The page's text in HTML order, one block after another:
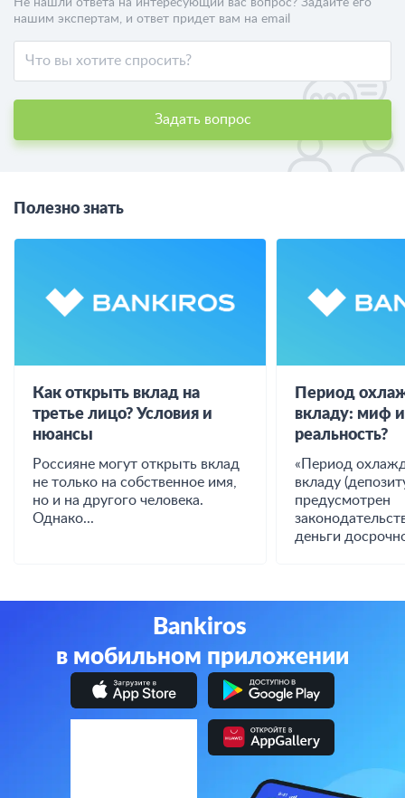
Не нашли ответа на интересующий вас вопрос? Задайте его
нашим экспертам, и ответ придет вам на email
Задать вопрос
Полезно знать
Как открыть вклад на
третье лицо? Условия и
нюансы
Россияне могут открыть вклад
не только на собственное имя,
но и на другого человека.
Однако...
Период
вкладу: миф
реальность?
«Период
вкладу
предусмотрен
деньги
Bankiros
в мобильном приложении